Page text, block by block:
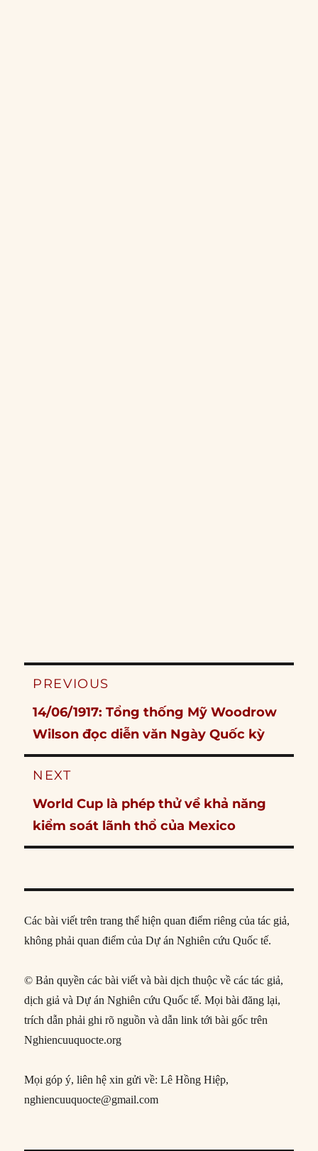
Post
PREVIOUS
Previous
post:
14/06/1917: Tổng thống Mỹ Woodrow
Wilson đọc diễn văn Ngày Quốc kỳ
NEXT
Next
post:
World Cup là phép thử về khả năng
kiểm soát lãnh thổ của Mexico
Các bài viết trên trang thể hiện quan điểm riêng của tác giả,
không phải quan điểm của Dự án Nghiên cứu Quốc tế.
© Bản quyền các bài viết và bài dịch thuộc về các tác giả,
dịch giả và Dự án Nghiên cứu Quốc tế. Mọi bài đăng lại,
trích dẫn phải ghi rõ nguồn và dẫn link tới bài gốc trên
Nghiencuuquocte.org
Mọi góp ý, liên hệ xin gửi về: Lê Hồng Hiệp,
nghiencuuquocte@gmail.com